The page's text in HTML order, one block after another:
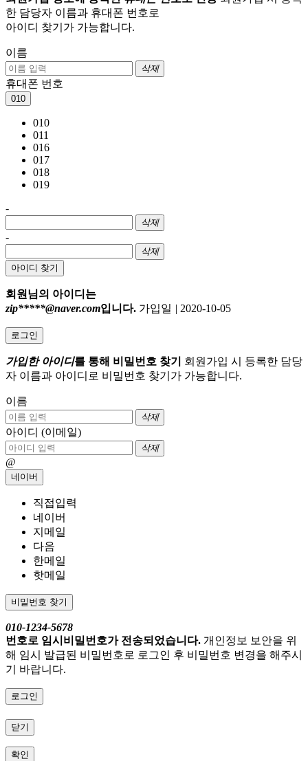
한 담당자 이름과 휴대폰 번호로
아이디 찾기가 가능합니다.
이름
삭제
휴대폰 번호
010
010
011
016
017
018
019
-
삭제
-
삭제
아이디 찾기
회원님의 아이디는
zip*****@naver.com입니다. 가입일 | 2020-10-05
로그인
가입한 아이디를 통해 비밀번호 찾기
회원가입 시 등록한 담당
자 이름과 아이디로 비밀번호 찾기가 가능합니다.
이름
삭제
아이디 (이메일)
삭제
@
네이버
직접입력
네이버
지메일
다음
한메일
핫메일
비밀번호 찾기
010-1234-5678
번호로 임시비밀번호가 전송되었습니다. 개인정보 보안을 위
해 임시 발급된 비밀번호로 로그인 후 비밀번호 변경을 해주시
기 바랍니다.
로그인
닫기
확인